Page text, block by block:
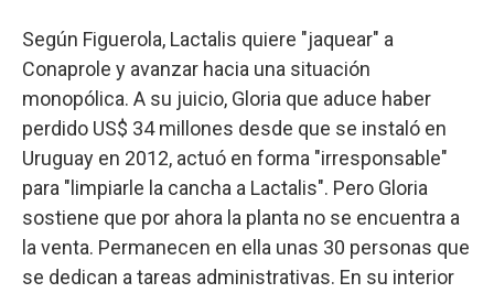
Según Figuerola, Lactalis quiere "jaquear" a
Conaprole y avanzar hacia una situación
monopólica. A su juicio, Gloria que aduce haber
perdido US$ 34 millones desde que se instaló en
Uruguay en 2012, actuó en forma "irresponsable"
para "limpiarle la cancha a Lactalis". Pero Gloria
sostiene que por ahora la planta no se encuentra a
la venta. Permanecen en ella unas 30 personas que
se dedican a tareas administrativas. En su interior